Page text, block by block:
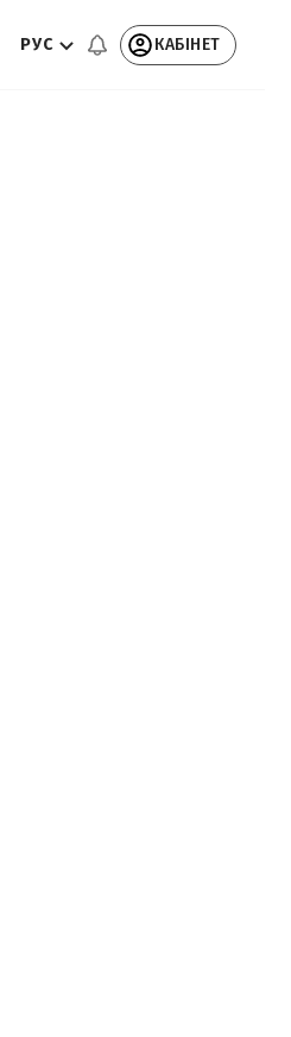
РУС КАБІНЕТ